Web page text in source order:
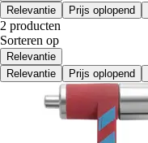
Relevantie
Prijs oplopend
2 producten
Sorteren op
Relevantie
Relevantie
Prijs oplopend